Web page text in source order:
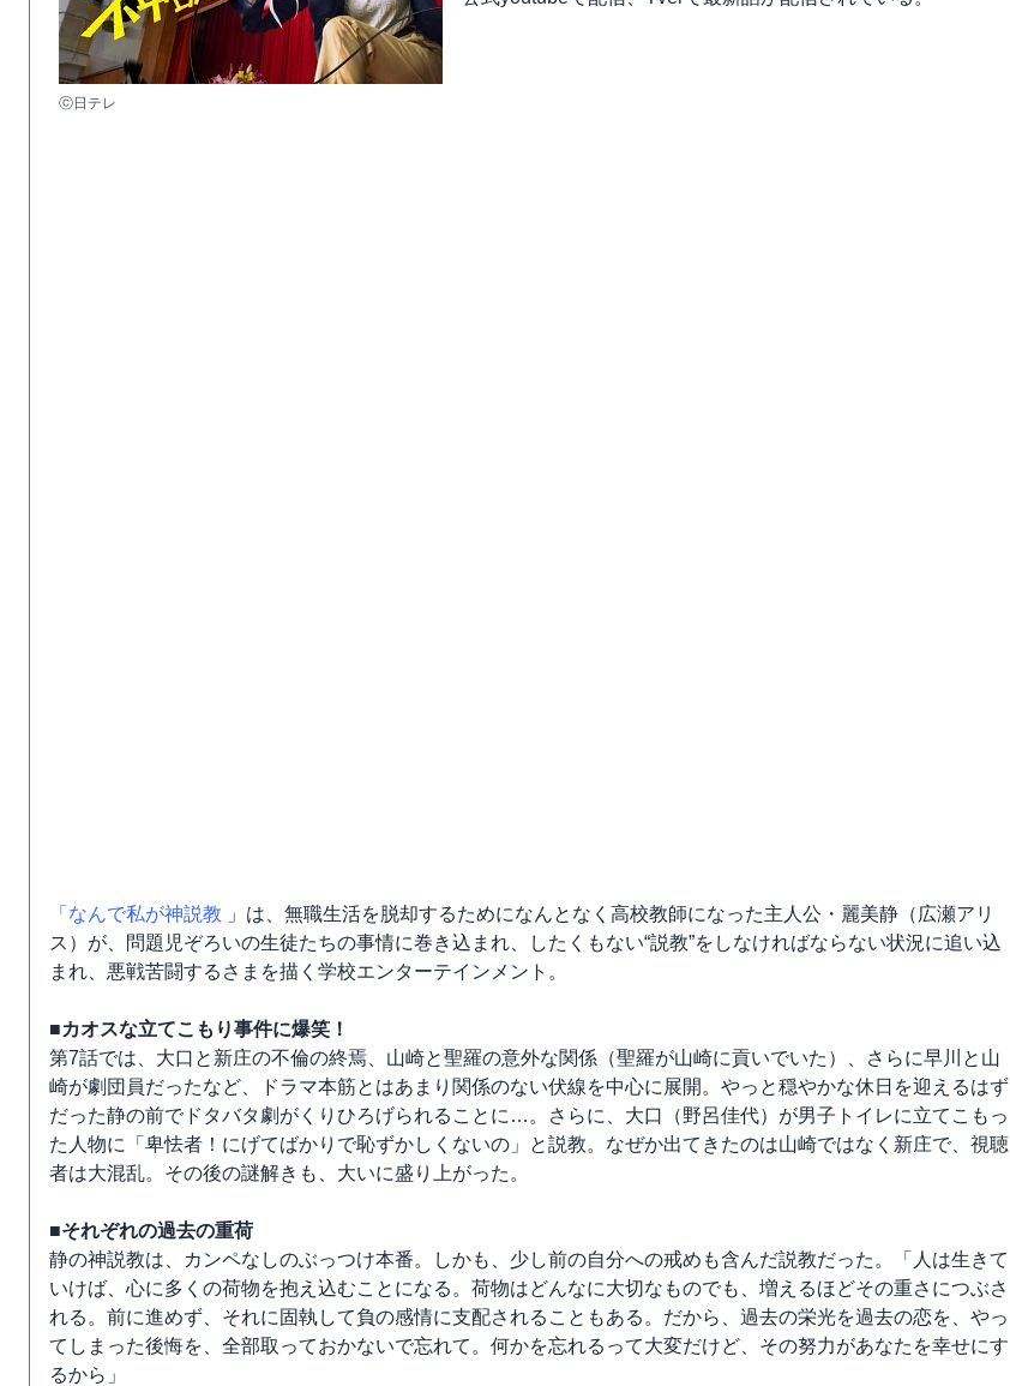
ⓒ日テレ
「なんで私が神説教 」は、無職生活を脱却するためになんとなく高校教師になった主人公・麗美静（広瀬アリ
ス）が、問題児ぞろいの生徒たちの事情に巻き込まれ、したくもない“説教”をしなければならない状況に追い込
まれ、悪戦苦闘するさまを描く学校エンターテインメント。
■カオスな立てこもり事件に爆笑！
第7話では、大口と新庄の不倫の終焉、山崎と聖羅の意外な関係（聖羅が山崎に貢いでいた）、さらに早川と山
崎が劇団員だったなど、ドラマ本筋とはあまり関係のない伏線を中心に展開。やっと穏やかな休日を迎えるはず
だった静の前でドタバタ劇がくりひろげられることに…。さらに、大口（野呂佳代）が男子トイレに立てこもっ
た人物に「卑怯者！にげてばかりで恥ずかしくないの」と説教。なぜか出てきたのは山崎ではなく新庄で、視聴
者は大混乱。その後の謎解きも、大いに盛り上がった。
■それぞれの過去の重荷
静の神説教は、カンペなしのぶっつけ本番。しかも、少し前の自分への戒めも含んだ説教だった。「人は生きて
いけば、心に多くの荷物を抱え込むことになる。荷物はどんなに大切なものでも、増えるほどその重さにつぶさ
れる。前に進めず、それに固執して負の感情に支配されることもある。だから、過去の栄光を過去の恋を、やっ
てしまった後悔を、全部取っておかないで忘れて。何かを忘れるって大変だけど、その努力があなたを幸せにす
るから」